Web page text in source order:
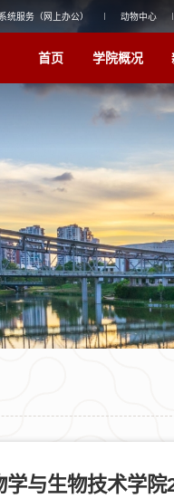
系统服务（网上办公） 动物中心
首页 学院概况
与生物技术学